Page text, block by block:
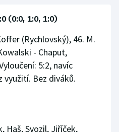
(0:0, 1:0, 1:0)
(Rychlovský), 46. M.
- Chaput,
5:2, navíc
využití. Bez diváků.
Haš, Svozil, Jiříček,